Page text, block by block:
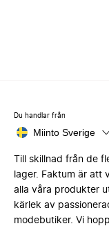
Du handlar från
Miinto Sverige
Till skillnad från de
lager. Faktum är att
alla våra produkter
kärlek av
modebutiker. Vi